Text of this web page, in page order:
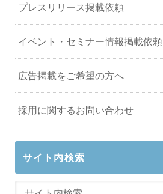
プレスリリース掲載依頼
イベント・セミナー情報掲載依頼
広告掲載をご希望の方へ
採用に関するお問い合わせ
サイト内検索